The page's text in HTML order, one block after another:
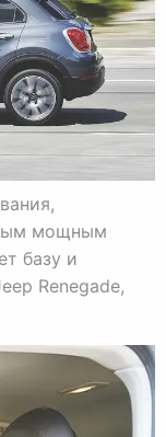
мощным
базу и
Renegade,